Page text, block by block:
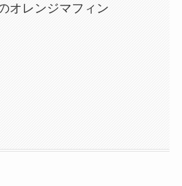
オレンジマフィン